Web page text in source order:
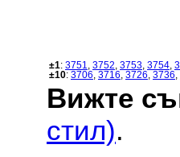
±1: 3751 3752 3753 3754
±10: 3706 3716 3726 3736
Вижте
стил).